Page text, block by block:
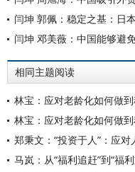
闫坤 郭佩：稳定之基：日
闫坤 邓美薇：中国能够避
相同主题阅读
林宝：应对老龄化如何做
林宝：应对老龄化如何做
马岚：从“福利追赶”到“福